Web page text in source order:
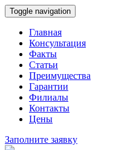
Toggle navigation
Главная
Консультация
Факты
Статьи
Преимущества
Гарантии
Филиалы
Контакты
Цены
Заполните заявку